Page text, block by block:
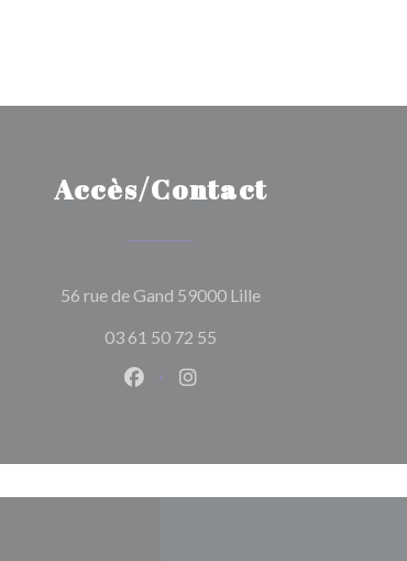
Accès/Contact
56 rue de Gand 59000 Lille((ouvre une
03 61 50 72 55
Facebook ((ouvre une nouvelle
Instagram ((ouvre une